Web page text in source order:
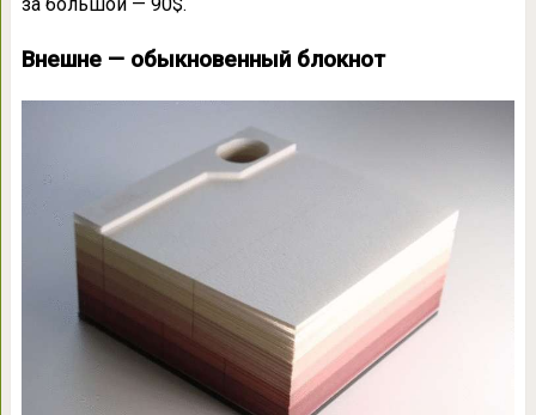
Внешне — обыкновенный блокнот